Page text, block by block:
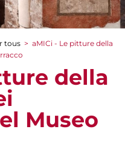
tous > aMICi - Le pitture della
della
Museo